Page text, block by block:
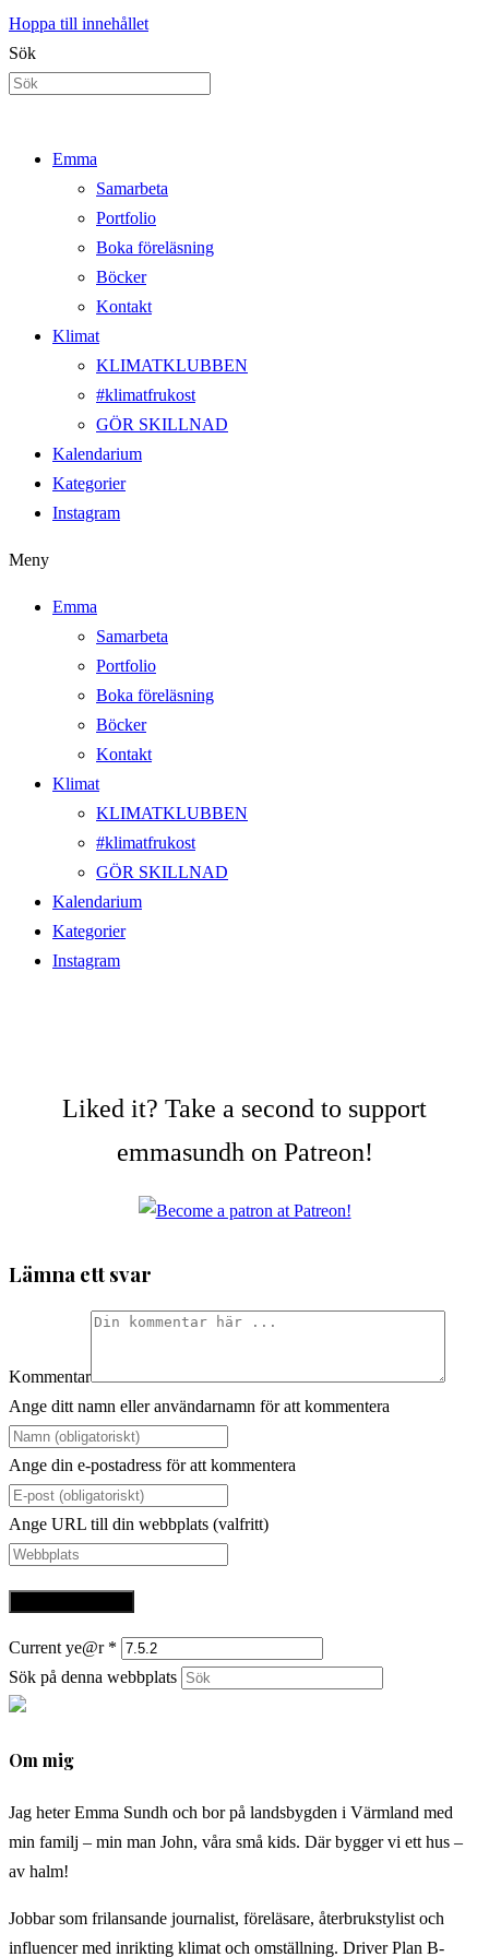
Hoppa till innehållet
Sök
Emma
Samarbeta
Portfolio
Boka föreläsning
Böcker
Kontakt
Klimat
KLIMATKLUBBEN
#klimatfrukost
GÖR SKILLNAD
Kalendarium
Kategorier
Instagram
Meny
Emma
Samarbeta
Portfolio
Boka föreläsning
Böcker
Kontakt
Klimat
KLIMATKLUBBEN
#klimatfrukost
GÖR SKILLNAD
Kalendarium
Kategorier
Instagram
Liked it? Take a second to support
emmasundh on Patreon!
Lämna ett svar
Kommentar
Ange ditt namn eller användarnamn för att kommentera
Ange din e-postadress för att kommentera
Ange URL till din webbplats (valfritt)
Current ye@r *
Sök på denna webbplats
Om mig
Jag heter Emma Sundh och bor på landsbygden i Värmland med
min familj – min man John, våra små kids. Där bygger vi ett hus –
av halm!
Jobbar som frilansande journalist, föreläsare, återbrukstylist och
influencer med inrikting klimat och omställning. Driver Plan B-